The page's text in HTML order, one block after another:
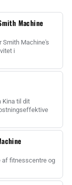
Machine
Smith Machine's
i
Kina til dit
af fitnesscentre og